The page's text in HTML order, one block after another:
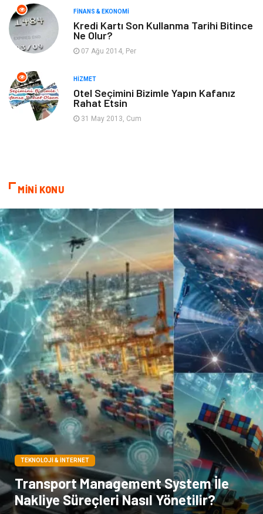
Ev İşleri
Gençlik & Eğlence
Sigorta
Mobilya
FINANS & EKONOMI
Kredi Kartı Son Kullanma Tarihi Bitince
Ne Olur?
07 Ağu 2014, Per
HIZMET
Otel Seçimini Bizimle Yapın Kafanız
Rahat Etsin
31 May 2013, Cum
MİNİ KONU
TEKNOLOJI & İNTERNET
Transport Management System İle
Nakliye Süreçleri Nasıl Yönetilir?